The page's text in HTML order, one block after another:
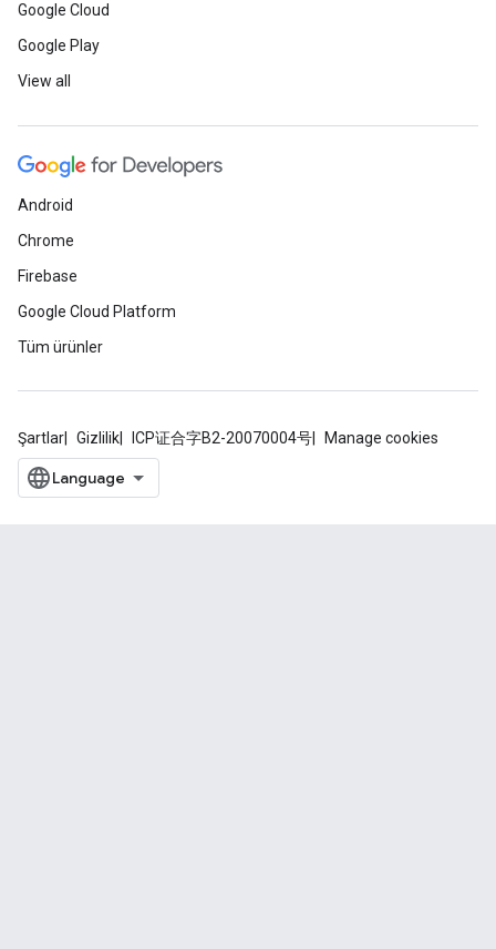
Google Cloud
Google Play
View all
Android
Chrome
Firebase
Google Cloud Platform
Tüm ürünler
Şartlar Gizlilik ICP证合字B2-20070004号 Manage cookies